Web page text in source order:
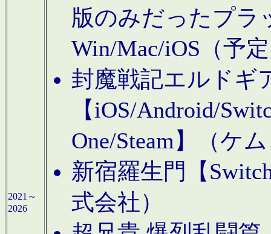
2021～
2026
版のみだったプラ
Win/Mac/iOS（予
封魔戦記エルドギ
【iOS/Android/
One/Steam】（ケ
新宿羅生門【
式会社）